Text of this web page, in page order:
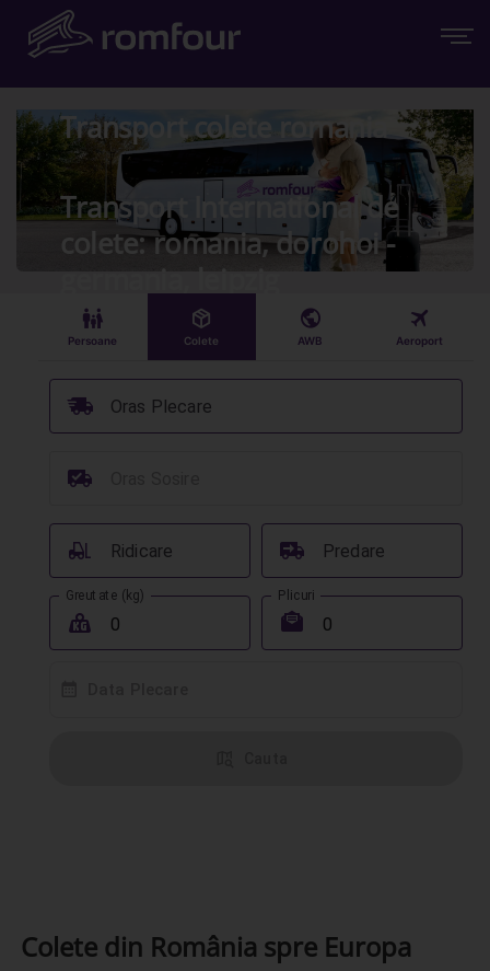
Transport colete romania
Transport International de
colete: romania, dorohoi -
germania, leipzig
󱠣
Persoane
󰏗
Colete
󰇧
AWB
󰀝
Aeroport
Oras Plecare
󰞈
󰳔
Ridicare
󰟉 Predare
󰔾
Greutate (kg)
󰖢
Plicuri
󰾱
Colete din România spre Europa